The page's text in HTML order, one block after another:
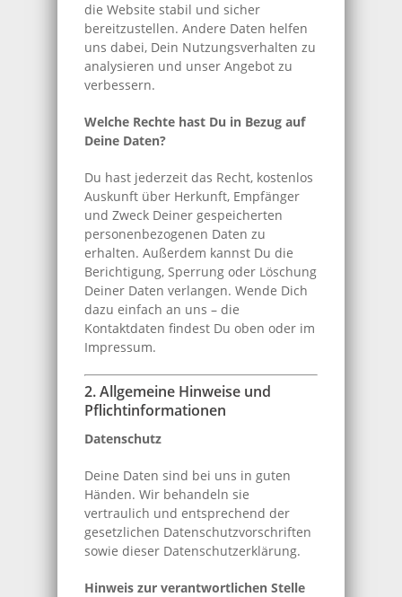
die Website stabil und sicher
bereitzustellen. Andere Daten helfen
uns dabei, Dein Nutzungsverhalten zu
analysieren und unser Angebot zu
verbessern.
Welche Rechte hast Du in Bezug auf
Deine Daten?
Du hast jederzeit das Recht, kostenlos
Auskunft über Herkunft, Empfänger
und Zweck Deiner gespeicherten
personenbezogenen Daten zu
erhalten. Außerdem kannst Du die
Berichtigung, Sperrung oder Löschung
Deiner Daten verlangen. Wende Dich
dazu einfach an uns – die
Kontaktdaten findest Du oben oder im
Impressum.
2. Allgemeine Hinweise und
Pflichtinformationen
Datenschutz
Deine Daten sind bei uns in guten
Händen. Wir behandeln sie
vertraulich und entsprechend der
gesetzlichen Datenschutzvorschriften
sowie dieser Datenschutzerklärung.
Hinweis zur verantwortlichen Stelle